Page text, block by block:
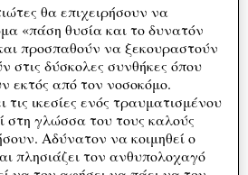
θα επιχειρήσουν να
«πάση θυσία και το δυνατόν
προσπαθούν να ξεκουραστούν
στις δύσκολες συνθήκες όπου
εκτός από τον νοσοκόμο.
τις ικεσίες ενός τραυματισμένου
στη γλώσσα του τους καλούς
Αδύνατον να κοιμηθεί ο
πλησιάζει τον ανθυπολοχαγό